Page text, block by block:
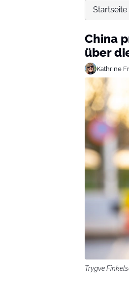
Startseite
China
über
Kathrine
Trygve